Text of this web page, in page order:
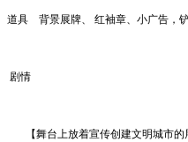
道具 背景展牌、 红袖章、小广告，
剧情
【舞台上放着宣传创建文明城市